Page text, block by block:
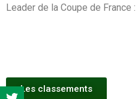
Leader de la Coupe de France :
Les classements